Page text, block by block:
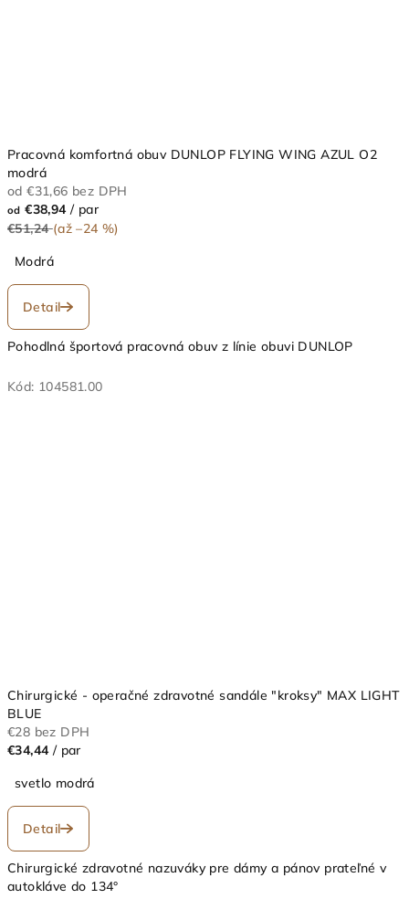
Pracovná komfortná obuv DUNLOP FLYING WING AZUL O2
modrá
od €31,66 bez DPH
od €38,94/ par
€51,24 (až –24 %)
Modrá
Detail
Pohodlná športová pracovná obuv z línie obuvi DUNLOP
Kód: 104581.00
Chirurgické - operačné zdravotné sandále "kroksy" MAX LIGHT
BLUE
€28 bez DPH
€34,44 / par
svetlo modrá
Detail
Chirurgické zdravotné nazuváky pre dámy a pánov prateľné v
autokláve do 134°